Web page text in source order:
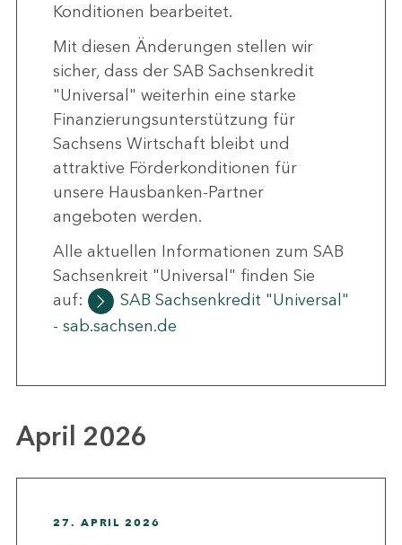
Konditionen bearbeitet.
Mit diesen Änderungen stellen wir
sicher, dass der SAB Sachsenkredit
"Universal" weiterhin eine starke
Finanzierungsunterstützung für
Sachsens Wirtschaft bleibt und
attraktive Förderkonditionen für
unsere Hausbanken-Partner
angeboten werden.
Alle aktuellen Informationen zum SAB
Sachsenkreit "Universal" finden Sie
auf:
SAB Sachsenkredit "Universal"
- sab.sachsen.de
April 2026
27. APRIL 2026